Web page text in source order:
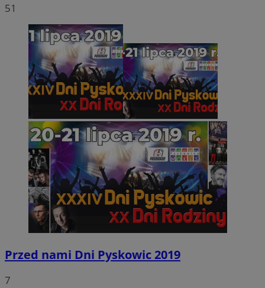
51
Przed nami Dni Pyskowic 2019
7